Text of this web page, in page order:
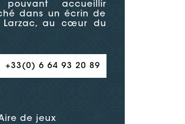
pouvant accueillir
dans un écrin de
Larzac, au cœur du
+33(0) 6 64 93 20 89
de jeux